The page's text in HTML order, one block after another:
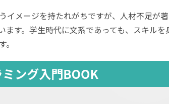
イメージを持たれがちですが、人材不足が
す。学生時代に文系であっても、スキルを